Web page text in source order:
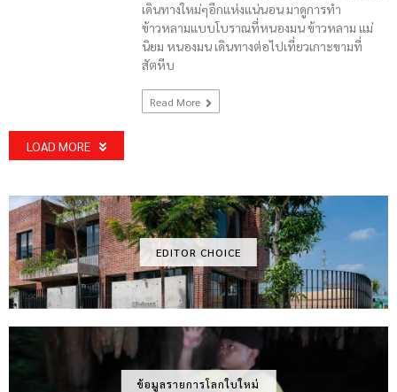
เดินทางใหม่ๆอีกแห่งแน่นอน มาดูการทำ
ข้าวหลามแบบโบราณที่หนองมน ข้าวหลาม แม่
นิยม หนองมน เดินทางต่อไปเที่ยวเกาะขามที่
สัตหีบ
Read More
LOAD MORE
EDITOR CHOICE
ข้อมูลรายการโลกใบใหม่